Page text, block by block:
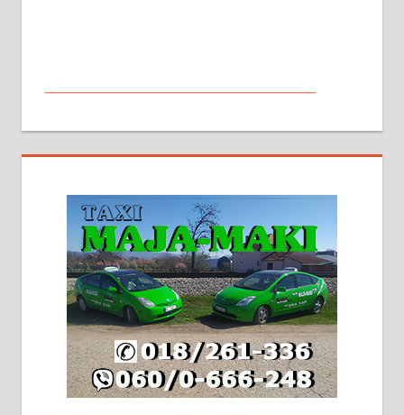
На продају кућа у Алексинцу,
стамбене целине једна уз другу.
2х150м2, две гараже, централно
грејање на гас и дрва. Две
адресе. 063/71-74-023
Издајем комплетно опремљену
халу на Житковачком путу, на
плацу површине око 7 ари.
064/321-80-51; 063/102-35-25